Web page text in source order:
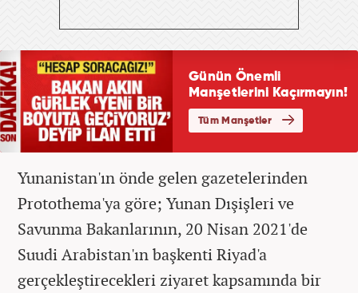
Yunanistan'ın önde gelen gazetelerinden
Protothema'ya göre; Yunan Dışişleri ve
Savunma Bakanlarının, 20 Nisan 2021'de
Suudi Arabistan'ın başkenti Riyad'a
gerçekleştirecekleri ziyaret kapsamında bir